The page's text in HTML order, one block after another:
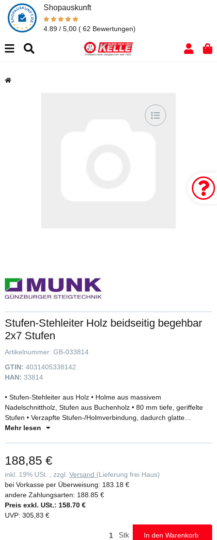
Shopauskunft
4.89 / 5,00 ( 62 Bewertungen)
Stufen-Stehleiter Holz beidseitig begehbar
2x7 Stufen
Artikelnummer: GB-033814
GTIN: 4031405338142
HAN: 33814
• Stufen-Stehleiter aus Holz • Holme aus massivem
Nadelschnittholz, Stufen aus Buchenholz • 80 mm tiefe, geriffelte
Stufen • Verzapfte Stufen-/Holmverbindung, dadurch glatte
Holmoberfläche • Stabile Hufeisenscharniere aus Stahl •
Leiterfuß • Stufenabstand: 230 mm • Leiterneigung: 70° • Maximale
Belastung: 150 kg • Für diese Produkte gilt die gesetzliche
Gewährleistung
Mehr lesen
188,85 €
inkl. 19% USt. , zzgl. Versand (Lieferung frei Haus)
bei Vorkasse per Überweisung: 183.18 €
andere Zahlungsarten: 188.85 €
Preis exkl. USt.: 158.70 €
UVP: 305,83 €
Stk In den Warenkorb